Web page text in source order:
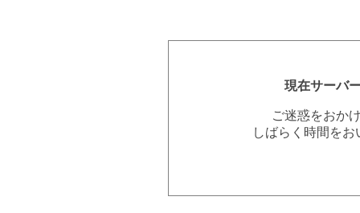
現在サーバ
ご迷惑をおか
しばらく時間を